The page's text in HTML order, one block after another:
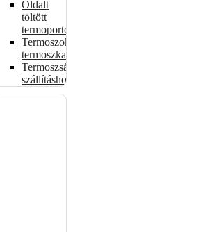
Oldalt
töltött
termoportok
Termoszok,
termoszkannák
Termoszsákok
szállításhoz